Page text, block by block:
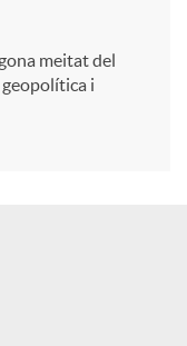
meitat del
i